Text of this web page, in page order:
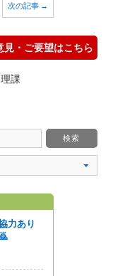
次の記事 →
見・ご要望はこちら
課
力あり